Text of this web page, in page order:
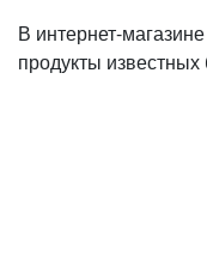
В интернет-
продукты